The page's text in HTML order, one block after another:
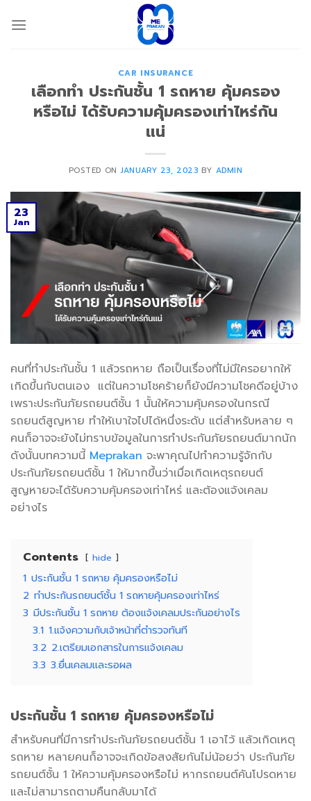
CAR INSURANCE
เลือกทำ ประกันชั้น 1 รถหาย คุ้มครอง
หรือไม่ ได้รับความคุ้มครองเท่าไหร่กัน
แน่
POSTED ONJANUARY 23, 2023 BY ADMIN
23
Jan
คนที่ทำประกันชั้น 1 แล้วรถหาย ถือเป็นเรื่องที่ไม่มีใครอยากให้
เกิดขึ้นกับตนเอง แต่ในความโชคร้ายก็ยังมีความโชคดีอยู่บ้าง
เพราะประกันภัยรถยนต์ชั้น 1 นั้นให้ความคุ้มครองในกรณี
รถยนต์สูญหาย ทำให้เบาใจไปได้หนึ่งระดับ แต่สำหรับหลาย ๆ
คนก็อาจจะยังไม่ทราบข้อมูลในการทำประกันภัยรถยนต์มากนัก
ดังนั้นบทความนี้ Meprakan จะพาคุณไปทำความรู้จักกับ
ประกันภัยรถยนต์ชั้น 1 ให้มากขึ้นว่าเมื่อเกิดเหตุรถยนต์
สูญหายจะได้รับความคุ้มครองเท่าไหร่ และต้องแจ้งเคลม
อย่างไร
Contents hide
1 ประกันชั้น 1 รถหาย คุ้มครองหรือไม่
2 ทำประกันรถยนต์ชั้น 1 รถหายคุ้มครองเท่าไหร่
3 มีประกันชั้น 1 รถหาย ต้องแจ้งเคลมประกันอย่างไร
3.1 1.แจ้งความกับเจ้าหน้าที่ตำรวจทันที
3.2 2.เตรียมเอกสารในการแจ้งเคลม
3.3 3.ยื่นเคลมและรอผล
ประกันชั้น 1 รถหาย คุ้มครองหรือไม่
สำหรับคนที่มีการทำประกันภัยรถยนต์ชั้น 1 เอาไว้ แล้วเกิดเหตุ
รถหาย หลายคนก็อาจจะเกิดข้อสงสัยกันไม่น้อยว่า ประกันภัย
รถยนต์ชั้น 1 ให้ความคุ้มครองหรือไม่ หากรถยนต์คันโปรดหาย
และไม่สามารถตามคืนกลับมาได้